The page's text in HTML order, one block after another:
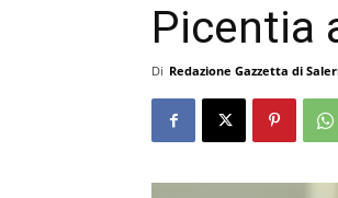
Picentia
Di Redazione Gazzetta di